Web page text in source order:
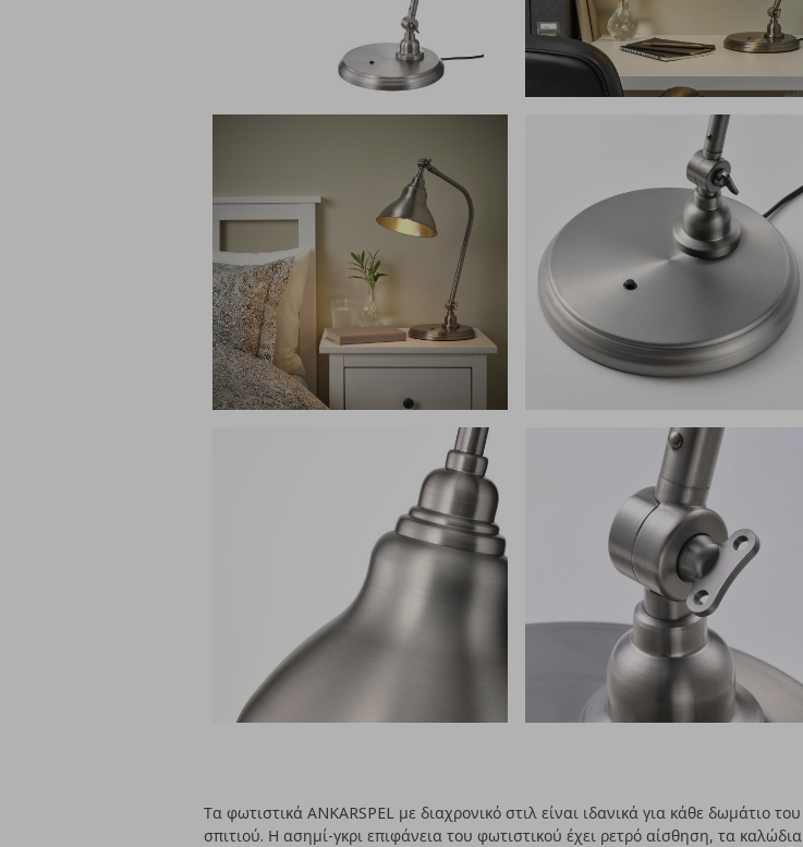
Τα φωτιστικά ANKARSPEL με διαχρονικό στιλ είναι ιδανικά για κάθε δωμάτιο του
σπιτιού. Η ασημί-γκρι επιφάνεια του φωτιστικού έχει ρετρό αίσθηση, τα καλώδια